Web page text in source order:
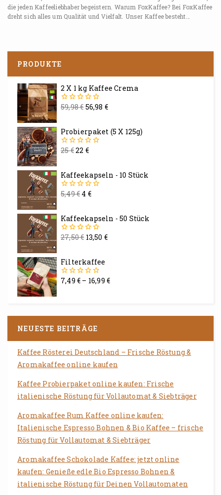
die jeden Kaffeeliebhaber begeistern. Warum FoxKaffee? Bei FoxKaffee
dreht sich alles um Qualität und Vielfalt. Unser Kaffee besteht…
PRODUKTE
2 X 1 kg Kaffee Crema
0
59,98€56,98 €
Probierpaket (5 X 125g)
0
25€22 €
Kaffeekapseln - 10 Stück
0
5,49€4 €
Kaffeekapseln - 50 Stück
0
27,50€ 13,50 €
Filterkaffee
0
7,49 € – 16,99€
NEUESTE BEITRÄGE
Kaffee Rösterei Deutschland – Frische Röstung &
Aromakaffee online kaufen
Kaffee Probierpaket online kaufen: Frische
italienische Röstung für Vollautomat & Siebträger
Aromakaffee Rum Kaffee online kaufen:
Italienische Espresso Bohnen & Bio Kaffee – frische
Röstung für Vollautomat & Siebträger
Aromakaffee Schokolade Kaffee: jetzt online
kaufen: Genieße edle Bio Espresso Bohnen &
italienische Röstung für Deinen Vollautomaten